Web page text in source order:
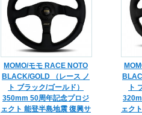
MOMO/モモ RACE NOTO
BLACK/GOLD （レース ノ
ト ブラック/ゴールド）
350mm 50周年記念プロジ
ェクト 能登半島地震 復興サ
ト
ェク